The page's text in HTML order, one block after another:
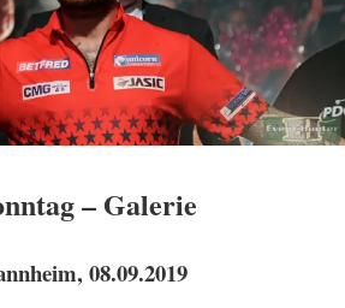
– Galerie
08.09.2019